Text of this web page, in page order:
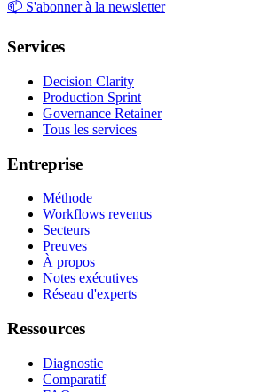
📫 S'abonner à la newsletter
Services
Decision Clarity
Production Sprint
Governance Retainer
Tous les services
Entreprise
Méthode
Workflows revenus
Secteurs
Preuves
À propos
Notes exécutives
Réseau d'experts
Ressources
Diagnostic
Comparatif